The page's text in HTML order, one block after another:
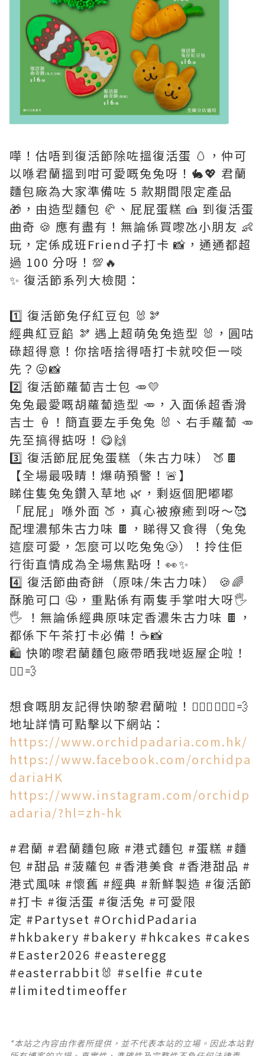
嘩！估唔到復活節除咗搵復活蛋 🥚，仲可
以喺君蘭搵到咁可愛嘅兔兔呀！🐇💖 君蘭
麵包廠為大家準備咗 5 款期間限定產品
🎁，由造型麵包 🥐、屁屁蛋糕 🍰 到復活蛋
曲奇 🍪 應有盡有！無論係買嚟氹小朋友 👶
玩，定係成班Friend子打卡 📸，通通都超
過 100 分呀！💯🔥
✨ 復活節系列大檢閱：
1️⃣ 復活節兔仔紅豆包 🐰🫘
經典紅豆餡 🫘 遇上超萌兔兔造型 🐰，圓咕
碌超得意！你捨唔捨得唔打卡就咬佢一啖
先？😜📸
2️⃣ 復活節蘿蔔吉士包 🥕💛
兔兔最愛嘅胡蘿蔔造型 🥕，入面係超香滑
吉士 🍦！簡直要左手兔兔 🐰、右手蘿蔔 🥕
先至搞得掂呀！😋🙌
3️⃣ 復活節屁屁兔蛋糕（朱古力味） 🍑🍫
【全場最吸睛！爆萌預警！🚨】
睇住隻兔兔鑽入草地 🌿，剩返個肥嘟嘟
「屁屁」喺外面 🍑，真心被療癒到呀～🥰
配埋濃郁朱古力味 🍫，睇得又食得（兔兔
這麼可愛，怎麼可以吃兔兔🥲）！拎住佢
行街直情成為全場焦點呀！👀✨
4️⃣ 復活節曲奇餅（原味/朱古力味） 🍪🌈
酥脆可口 🤤，重點係有兩隻手掌咁大呀🖐️
🖐️ ！無論係經典原味定香濃朱古力味 🍫，
都係下午茶打卡必備！☕📸
🛍️ 快啲嚟君蘭麵包廠帶晒我哋返屋企啦！
🏃‍♂️💨
想食嘅朋友記得快啲黎君蘭啦！🏃🏻‍♀️🏃🏻‍♂️💨
地址詳情可點擊以下網站：
https://www.orchidpadaria.com.hk/
https://www.facebook.com/orchidpa
dariaHK
https://www.instagram.com/orchidp
adaria/?hl=zh-hk
#君蘭 #君蘭麵包廠 #港式麵包 #蛋糕 #麵
包 #甜品 #菠蘿包 #香港美食 #香港甜品 #
港式風味 #懷舊 #經典 #新鮮製造 #復活節
#打卡 #復活蛋 #復活兔 #可愛限
定 #Partyset #OrchidPadaria
#hkbakery #bakery #hkcakes #cakes
#Easter2026 #easteregg
#easterrabbit🐰 #selfie #cute
#limitedtimeoffer
*本站之內容由作者所提供，並不代表本站的立場。因此本站對